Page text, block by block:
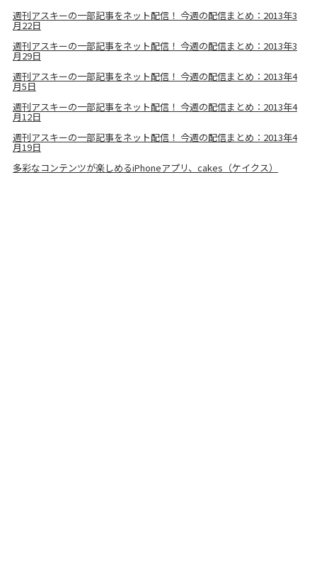
週刊アスキーの一部記事をネット配信！ 今週の配信まとめ：2013年3
月22日
週刊アスキーの一部記事をネット配信！ 今週の配信まとめ：2013年3
月29日
週刊アスキーの一部記事をネット配信！ 今週の配信まとめ：2013年4
月5日
週刊アスキーの一部記事をネット配信！ 今週の配信まとめ：2013年4
月12日
週刊アスキーの一部記事をネット配信！ 今週の配信まとめ：2013年4
月19日
多彩なコンテンツが楽しめるiPhoneアプリ、cakes（ケイクス）